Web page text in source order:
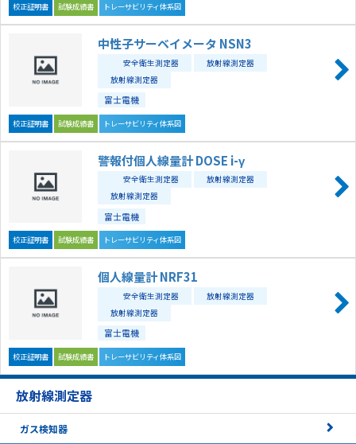
校正証明書 試験成績書 トレーサビリティ体系図
中性子サーベイメータ NSN3
安全衛生測定器
放射線測定器
放射線測定器
富士電機
校正証明書 試験成績書 トレーサビリティ体系図
警報付個人線量計 DOSE i-γ
安全衛生測定器
放射線測定器
放射線測定器
富士電機
校正証明書 試験成績書 トレーサビリティ体系図
個人線量計 NRF31
安全衛生測定器
放射線測定器
放射線測定器
富士電機
校正証明書 試験成績書 トレーサビリティ体系図
放射線測定器
ガス検知器